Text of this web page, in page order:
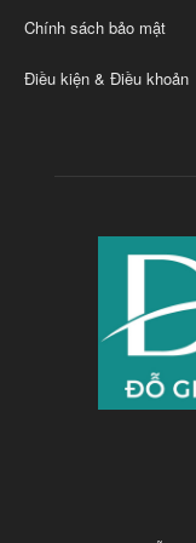
Chính sách bảo mật
Điều kiện & Điều khoản